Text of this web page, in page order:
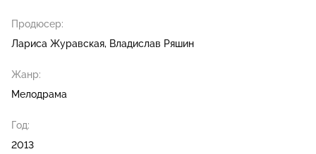
Продюсер:
Лариса Журавская Владислав Ряшин
Жанр:
Мелодрама
Год:
2013